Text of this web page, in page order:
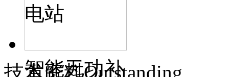
电站
智能无功补
技术资料Outstanding